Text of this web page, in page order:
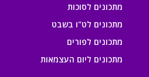
מתכונים לסוכות
מתכונים לט"ו בשבט
מתכונים לפורים
מתכונים ליום העצמאות